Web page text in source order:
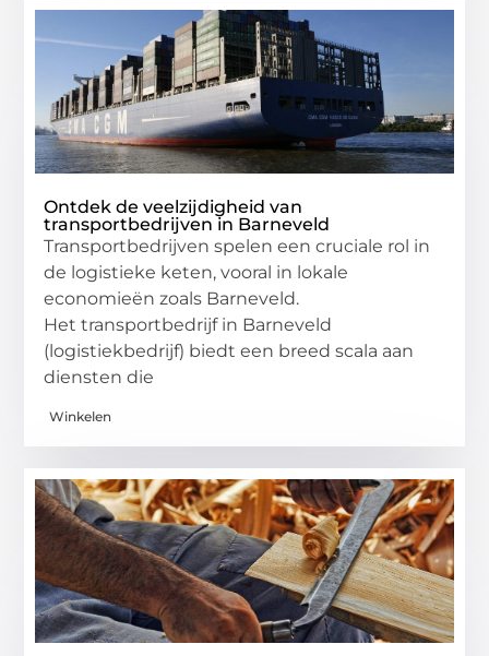
Ontdek de veelzijdigheid van
transportbedrijven in Barneveld
Transportbedrijven spelen een cruciale rol in
de logistieke keten, vooral in lokale
economieën zoals Barneveld.
Het transportbedrijf in Barneveld
(logistiekbedrijf) biedt een breed scala aan
diensten die
Winkelen